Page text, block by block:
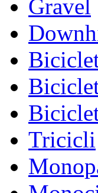
Gravel
Tricicli